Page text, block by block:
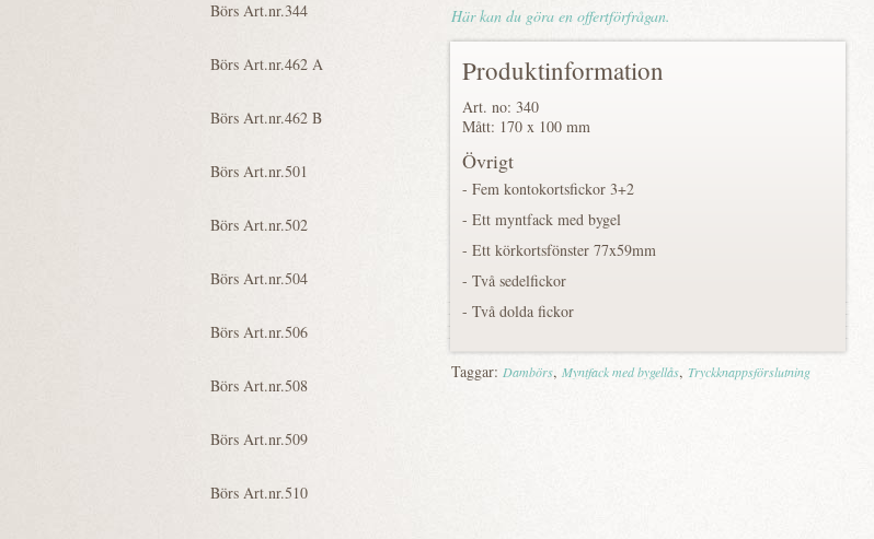
Här kan du göra en offertförfrågan.
Produktinformation
Art. no: 340
Mått: 170 x 100 mm
Övrigt
- Fem kontokortsfickor 3+2
- Ett myntfack med bygel
- Ett körkortsfönster 77x59mm
- Två sedelfickor
- Två dolda fickor
Taggar: Dambörs, Myntfack med bygellås, Tryckknappsförslutning